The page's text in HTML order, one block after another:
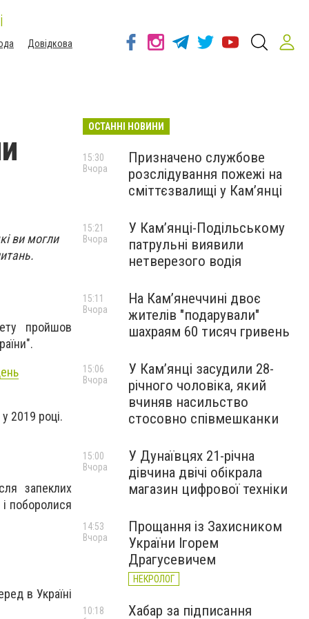
Довідкова
ви могли
пройшов
2019 році.
запеклих
поборолися
в Україні
ОСТАННІ НОВИНИ
Призначено службове
розслідування пожежі на
сміттєзвалищі у Кам’янці
15:30
Вчора
У Кам’янці-Подільському
патрульні виявили
нетверезого водія
15:21
Вчора
На Камʼянеччині двоє
жителів "подарували"
шахраям 60 тисяч гривень
15:11
Вчора
У Камʼянці засудили 28-
річного чоловіка, який
вчиняв насильство
стосовно співмешканки
15:06
Вчора
У Дунаївцях 21-річна
дівчина двічі обікрала
магазин цифрової техніки
15:00
Вчора
Прощання із Захисником
України Ігорем
Драгусевичем
НЕКРОЛОГ
14:53
Вчора
Хабар за підписання
10:18